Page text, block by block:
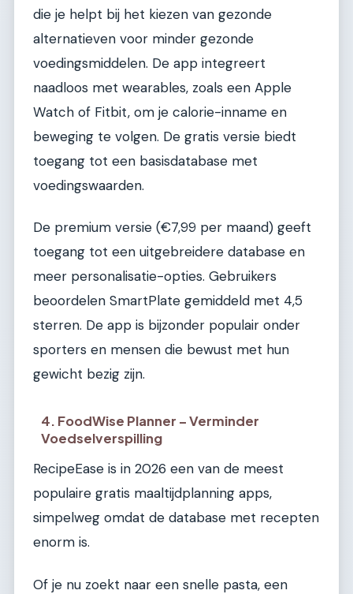
die je helpt bij het kiezen van gezonde
alternatieven voor minder gezonde
voedingsmiddelen. De app integreert
naadloos met wearables, zoals een Apple
Watch of Fitbit, om je calorie-inname en
beweging te volgen. De gratis versie biedt
toegang tot een basisdatabase met
voedingswaarden.
De premium versie (€7,99 per maand) geeft
toegang tot een uitgebreidere database en
meer personalisatie-opties. Gebruikers
beoordelen SmartPlate gemiddeld met 4,5
sterren. De app is bijzonder populair onder
sporters en mensen die bewust met hun
gewicht bezig zijn.
4. FoodWise Planner – Verminder
Voedselverspilling
RecipeEase is in 2026 een van de meest
populaire gratis maaltijdplanning apps,
simpelweg omdat de database met recepten
enorm is.
Of je nu zoekt naar een snelle pasta, een